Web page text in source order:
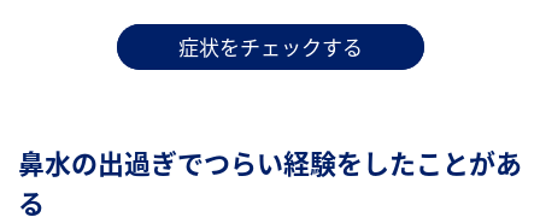
症状をチェックする
鼻水の出過ぎでつらい経験をしたことがあ
る